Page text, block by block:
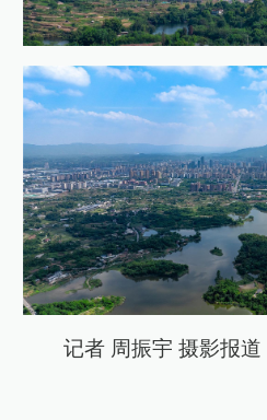
记者 周振宇 摄影报道